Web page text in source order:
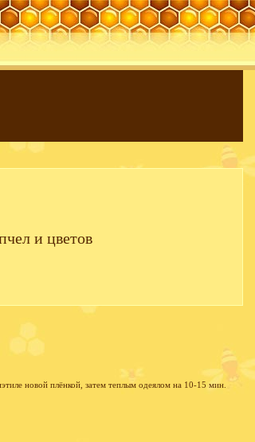
и цветов
новой плёнкой, затем теплым одеялом на 10-15 мин.